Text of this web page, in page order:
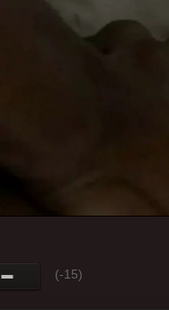
(-15)